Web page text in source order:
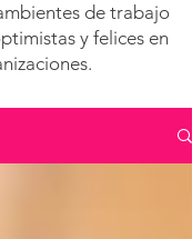
de trabajo
y felices en